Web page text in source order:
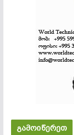
გამოიწერეთ